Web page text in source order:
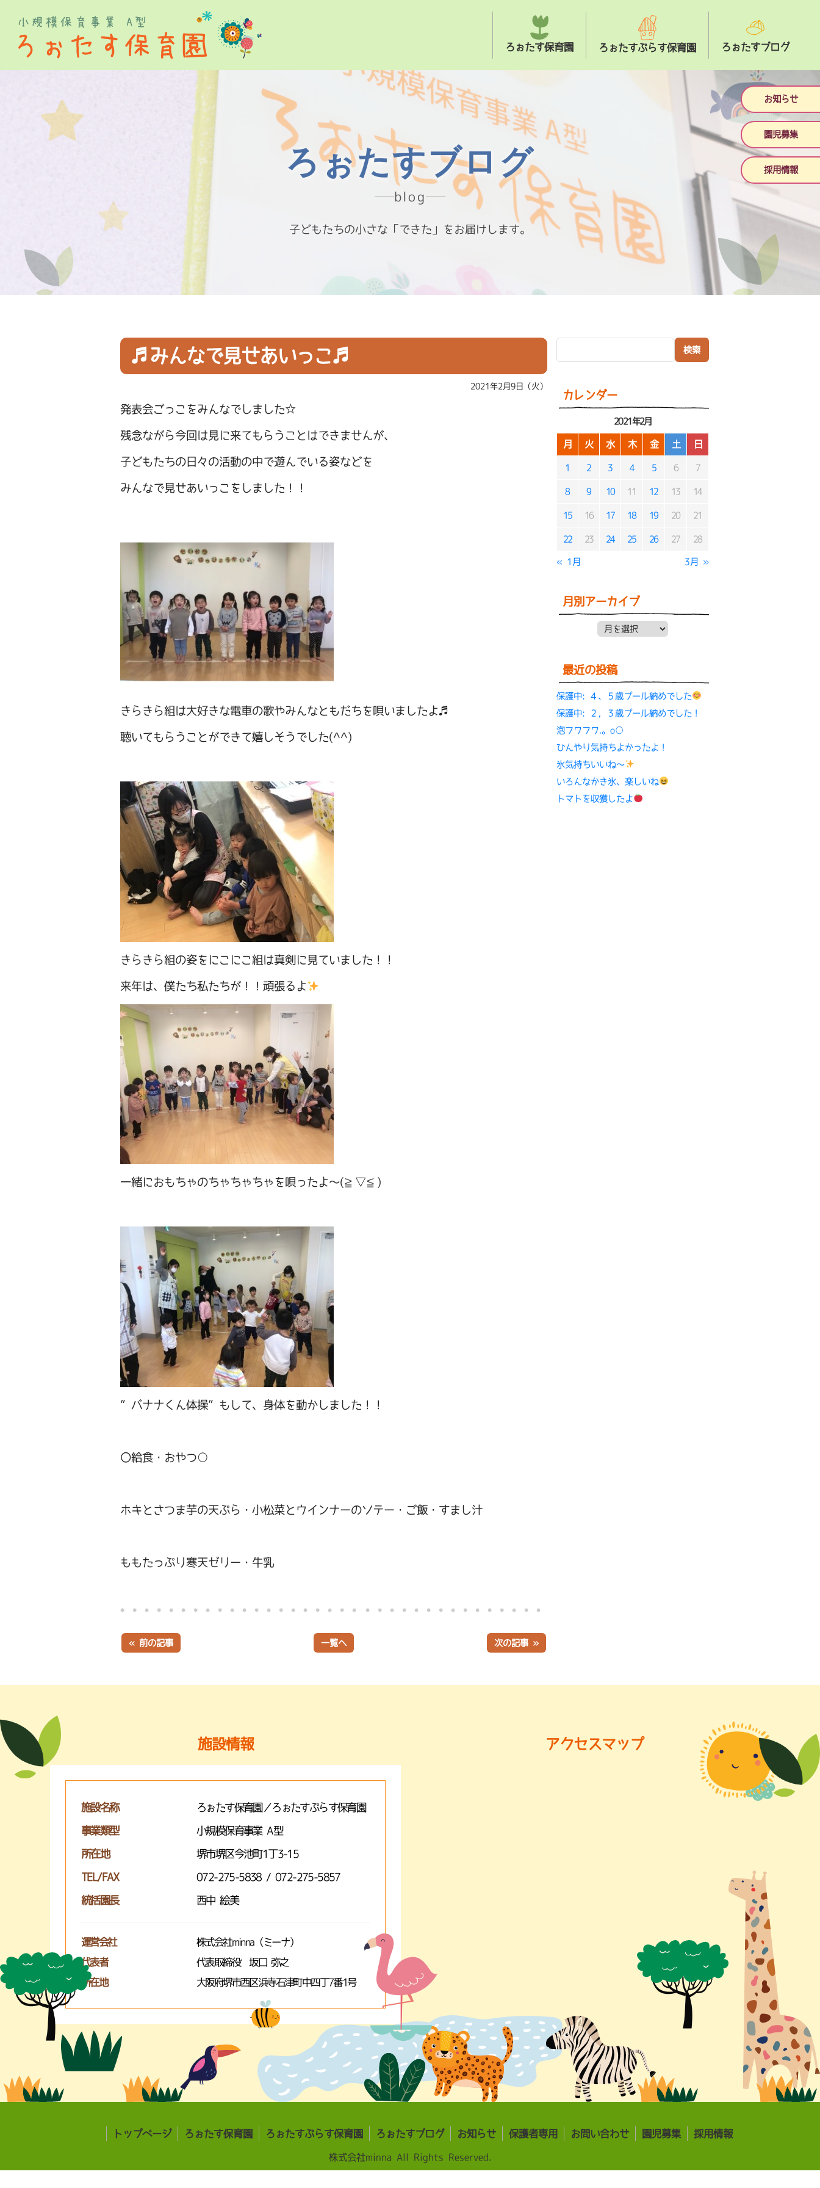
お知らせ
園児募集
採用情報
ろぉたす保育園 ろぉたすぷらす保育園 ろぉたすブログ
ろぉたすブログ
blog
子どもたちの小さな「できた」をお届けします。
カレンダー
2021年2月
月 火 水 木 金 土 日
1 2 3 4 5 6 7
8 9 10 11 12 13 14
15 16 17 18 19 20 21
22 23 24 25 26 27 28
« 1月 3月 »
月別アーカイブ
月別アーカイブ
最近の投稿
保護中: ４、５歳プール納めでした
保護中: ２，３歳プール納めでした！
泡フワフワ.。o○
ひんやり気持ちよかったよ！
氷気持ちいいね〜
いろんなかき氷、楽しいね
トマトを収獲したよ
♬みんなで見せあいっこ♬
2021年2月9日（火）
発表会ごっこをみんなでしました☆
残念ながら今回は見に来てもらうことはできませんが、
子どもたちの日々の活動の中で遊んでいる姿などを
みんなで見せあいっこをしました！！
きらきら組は大好きな電車の歌やみんなともだちを唄いましたよ♬
聴いてもらうことができて嬉しそうでした(^^)
きらきら組の姿をにこにこ組は真剣に見ていました！！
来年は、僕たち私たちが！！頑張るよ
一緒におもちゃのちゃちゃちゃを唄ったよ～(≧▽≦)
”バナナくん体操”もして、身体を動かしました！！
〇給食・おやつ○
ホキとさつま芋の天ぷら・小松菜とウインナーのソテー・ご飯・すまし汁
ももたっぷり寒天ゼリー・牛乳
« 前の記事 一覧へ 次の記事 »
施設情報
施設名称 ろぉたす保育園／ろぉたすぷらす保育園
事業類型 小規模保育事業 A型
所在地 堺市堺区今池町1丁3-15
TEL/FAX 072-275-5838 / 072-275-5857
統括園長 西中 絵美
運営会社 株式会社minna（ミーナ）
代表者 代表取締役 坂口 弥之
所在地 大阪府堺市西区浜寺石津町中四丁7番1号
アクセスマップ
トップページ ろぉたす保育園 ろぉたすぷらす保育園 ろぉたすブログ お知らせ 保護者専用 お問い合わせ 園児募集 採用情報
株式会社minna All Rights Reserved.